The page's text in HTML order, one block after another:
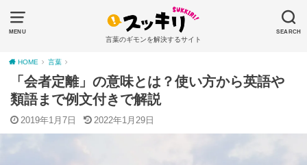
MENU SEARCH
言葉のギモンを解決するサイト
HOME 言葉
「会者定離」の意味とは？使い方から英語や
類語まで例文付きで解説
2019年1月7日 2022年1月29日